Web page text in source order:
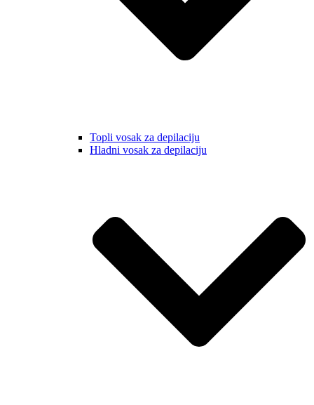
Topli vosak za depilaciju
Hladni vosak za depilaciju